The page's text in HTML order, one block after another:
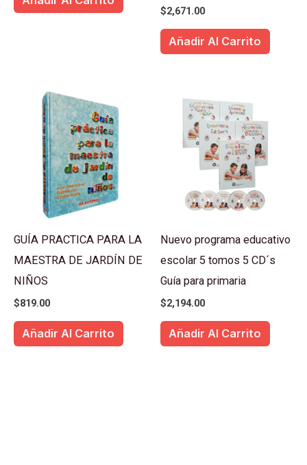
$2,671.00
Añadir Al Carrito
GUÍA PRACTICA PARA LA
MAESTRA DE JARDÍN DE
NIÑOS
$819.00
Añadir Al Carrito
Nuevo programa educativo
escolar 5 tomos 5 CD´s
Guía para primaria
$2,194.00
Añadir Al Carrito